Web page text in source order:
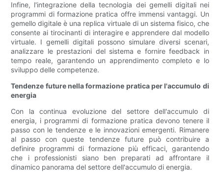
Infine, l'integrazione della tecnologia dei gemelli digitali nei
programmi di formazione pratica offre immensi vantaggi. Un
gemello digitale è una replica virtuale di un sistema fisico, che
consente ai tirocinanti di interagire e apprendere dal modello
virtuale. I gemelli digitali possono simulare diversi scenari,
analizzare le prestazioni del sistema e fornire feedback in
tempo reale, garantendo un apprendimento completo e lo
sviluppo delle competenze.
Tendenze future nella formazione pratica per l'accumulo di
energia
Con la continua evoluzione del settore dell'accumulo di
energia, i programmi di formazione pratica devono tenere il
passo con le tendenze e le innovazioni emergenti. Rimanere
al passo con queste tendenze future può contribuire a
definire programmi di formazione più efficaci, garantendo
che i professionisti siano ben preparati ad affrontare il
dinamico panorama del settore dell'accumulo di energia.